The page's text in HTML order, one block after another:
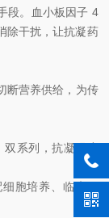
段。血小板因子 4
除干扰，让抗凝药
断营养供给，为传
双系列，抗凝强度
胞培养、临床原